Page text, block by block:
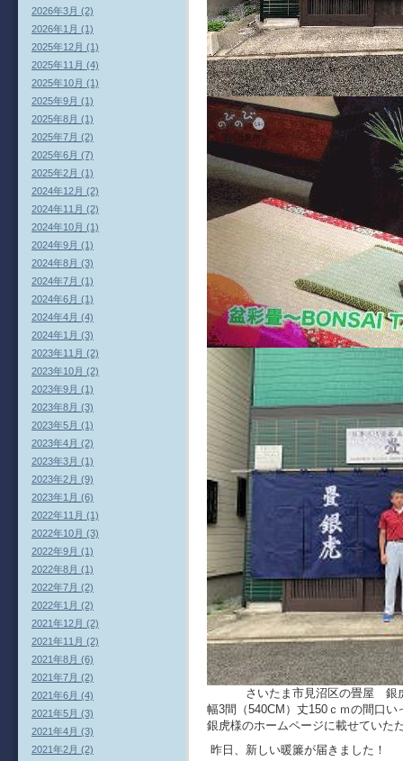
さいたま市見沼区の畳屋 銀
幅3間（540CM）丈150ｃｍの間口
銀虎様のホームページに載せていた
昨日、新しい暖簾が届きました！
2026年3月 (2)
2026年1月 (1)
2025年12月 (1)
2025年11月 (4)
2025年10月 (1)
2025年9月 (1)
2025年8月 (1)
2025年7月 (2)
2025年6月 (7)
2025年2月 (1)
2024年12月 (2)
2024年11月 (2)
2024年10月 (1)
2024年9月 (1)
2024年8月 (3)
2024年7月 (1)
2024年6月 (1)
2024年4月 (4)
2024年1月 (3)
2023年11月 (2)
2023年10月 (2)
2023年9月 (1)
2023年8月 (3)
2023年5月 (1)
2023年4月 (2)
2023年3月 (1)
2023年2月 (9)
2023年1月 (6)
2022年11月 (1)
2022年10月 (3)
2022年9月 (1)
2022年8月 (1)
2022年7月 (2)
2022年1月 (2)
2021年12月 (2)
2021年11月 (2)
2021年8月 (6)
2021年7月 (2)
2021年6月 (4)
2021年5月 (3)
2021年4月 (3)
2021年2月 (2)